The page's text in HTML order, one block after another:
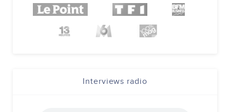
Interviews radio